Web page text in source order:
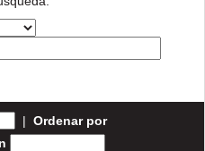
| Ordenar por